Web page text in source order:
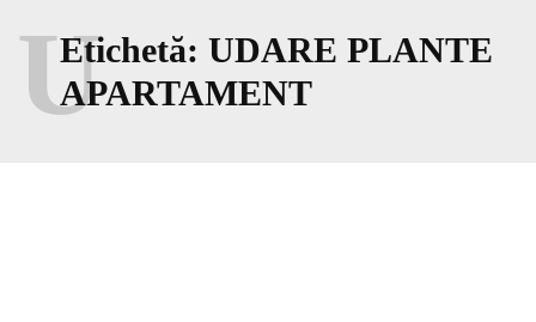
Etichetă: UDARE PLANTE
APARTAMENT
U